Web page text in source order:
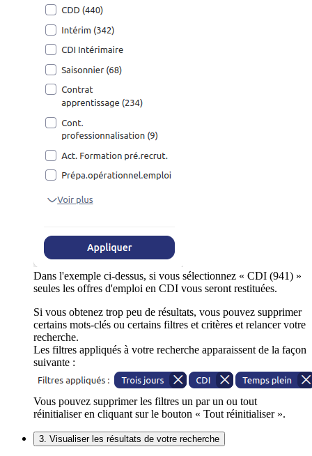
Dans l'exemple ci-dessus, si vous sélectionnez « CDI (941) »
seules les offres d'emploi en CDI vous seront restituées.
Si vous obtenez trop peu de résultats, vous pouvez supprimer
certains mots-clés ou certains filtres et critères et relancer votre
recherche.
Les filtres appliqués à votre recherche apparaissent de la façon
suivante :
Vous pouvez supprimer les filtres un par un ou tout
réinitialiser en cliquant sur le bouton « Tout réinitialiser ».
3. Visualiser les résultats de votre recherche